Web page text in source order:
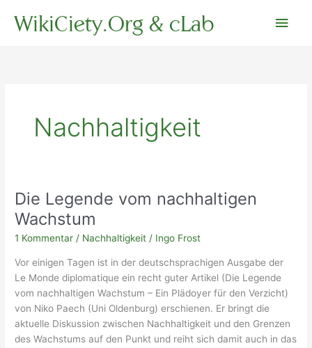
InhaltWikiCiety.Org & cLab
Nachhaltigkeit
Die Legende vom nachhaltigen
Wachstum
1 Kommentar / Nachhaltigkeit / Ingo Frost
Vor einigen Tagen ist in der deutschsprachigen Ausgabe der
Le Monde diplomatique ein recht guter Artikel (Die Legende
vom nachhaltigen Wachstum – Ein Plädoyer für den Verzicht)
von Niko Paech (Uni Oldenburg) erschienen. Er bringt die
aktuelle Diskussion zwischen Nachhaltigkeit und den Grenzen
des Wachstums auf den Punkt und reiht sich damit auch in das